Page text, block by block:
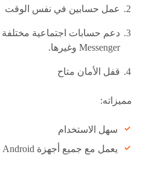
عمل حسابين في نفس الوقت
Messenger وغيرها.
قفل الأمان متاح
مميزاته:
سهل الاستخدام
يعمل مع جميع أجهزة Android